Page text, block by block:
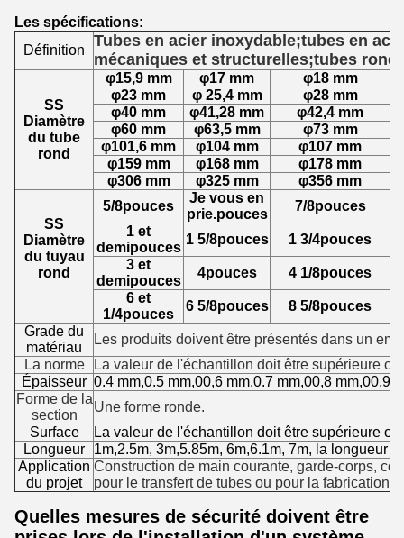
Les spécifications:
Définition
Tubes en acier inoxydable;tubes en
mécaniques et structurelles;tubes
SS
Diamètre
du tube
rond
φ15,9 mm φ17 mm
φ18 mm
φ23 mm
φ 25,4 mm
φ28 mm
φ40 mm
φ41,28 mm
φ42,4 mm
φ60 mm
φ63,5 mm
φ73 mm
φ101,6 mm
φ104 mm
φ107 mm
φ159 mm
φ168 mm
φ178 mm
φ306 mm
φ325 mm φ356 mm
SS
Diamètre
du tuyau
rond
5/8pouces
Je vous en
prie.pouces
7/8pouces
1 et
demipouces
1 5/8pouces 1 3/4pouces
3 et
demipouces
4pouces 4 1/8pouces
6 et
1/4pouces
6 5/8pouces 8 5/8pouces
Grade du
matériau
Les produits doivent être présentés dans un
La norme
La valeur de l'échantillon doit être supérieure
Épaisseur 0.4 mm,0.5 mm,00,6 mm,0.7 mm,00,8 mm,00,9
Forme de la
section
Une forme ronde.
Surface
La valeur de l'échantillon doit être supérieure
Longueur
1m,2.5m, 3m,5.85m, 6m,6.1m, 7m, la longueur
Application
du projet
Construction de main courante, garde-corps,
pour le transfert de tubes ou pour la fabrication
Quelles mesures de sécurité doivent être